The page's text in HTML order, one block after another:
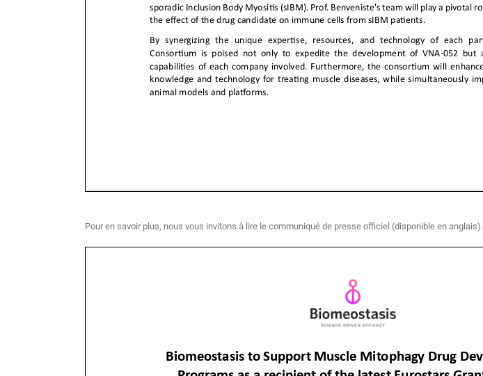
Pour en savoir plus, nous vous invitons à lire le communiqué de presse officiel (disponible en anglais).